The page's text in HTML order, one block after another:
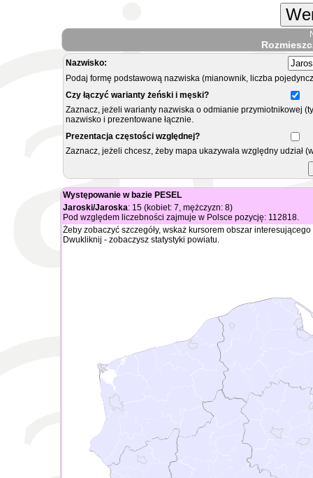
Nazwisko:
Podaj formę podstawową nazwiska (mianownik, liczba
Czy łączyć warianty żeński i męski?
Zaznacz, jeżeli warianty nazwiska o odmianie przymiotnikowej
nazwisko i prezentowane łącznie.
Prezentacja częstości względnej?
Zaznacz, jeżeli chcesz, żeby mapa ukazywała względny
Występowanie w bazie PESEL
Jaroski/Jaroska: 15 (kobiet: 7, mężczyzn: 8)
Pod względem liczebności zajmuje w Polsce pozycję: 112818.
Żeby zobaczyć szczegóły, wskaż kursorem obszar
Dwukliknij - zobaczysz statystyki powiatu.